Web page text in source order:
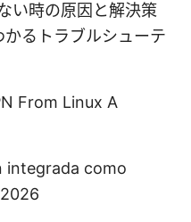
い時の原因と解決策
るトラブルシューテ
From Linux A
integrada como